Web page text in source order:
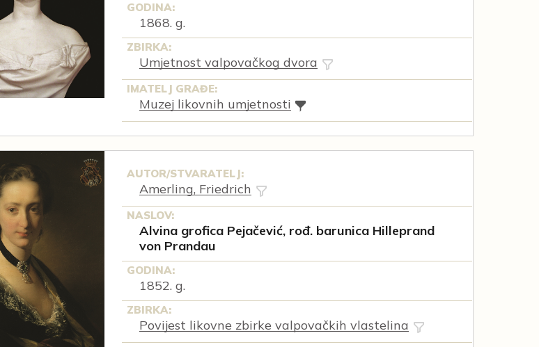
GODINA:
1868. g.
ZBIRKA:
Umjetnost valpovačkog dvora
IMATELJ GRAĐE:
Muzej likovnih umjetnosti
AUTOR/STVARATELJ:
Amerling, Friedrich
NASLOV:
Alvina grofica Pejačević, rođ. barunica Hilleprand
von Prandau
GODINA:
1852. g.
ZBIRKA:
Povijest likovne zbirke valpovačkih vlastelina